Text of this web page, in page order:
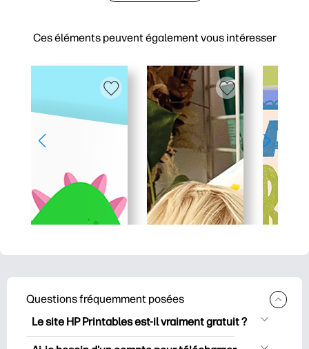
Ces éléments peuvent également vous intéresser
Questions fréquemment posées
Le site HP Printables est-il vraiment gratuit ?
HP Printables propose plus de 2500